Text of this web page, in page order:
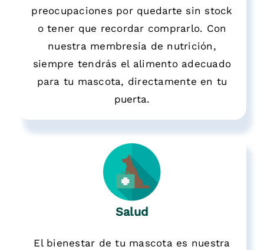
preocupaciones por quedarte sin stock
o tener que recordar comprarlo. Con
nuestra membresía de nutrición,
siempre tendrás el alimento adecuado
para tu mascota, directamente en tu
puerta.
Salud
El bienestar de tu mascota es nuestra